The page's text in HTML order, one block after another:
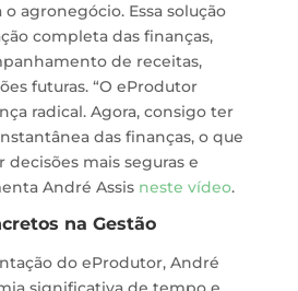
agronegócio. Essa solução
completa das finanças,
de receitas,
futuras. “O eProdutor
radical. Agora, consigo ter
das finanças, o que
mais seguras e
André Assis neste vídeo.
na Gestão
do eProdutor, André